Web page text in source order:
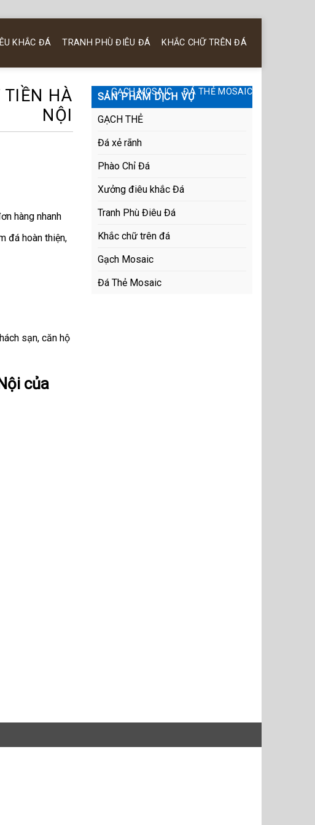
KHẮC ĐÁ TRANH PHÙ ĐIÊU ĐÁ KHẮC CHỮ TRÊN ĐÁ
GẠCH MOSAIC ĐÁ THẺ MOSAIC
HÀ
NỘI
hàng nhanh
đá hoàn thiện,
sạn, căn hộ
của
SẢN PHẨM DỊCH VỤ
GẠCH THẺ
Đá xẻ rãnh
Phào Chỉ Đá
Xưởng điêu khắc Đá
Tranh Phù Điêu Đá
Khắc chữ trên đá
Gạch Mosaic
Đá Thẻ Mosaic